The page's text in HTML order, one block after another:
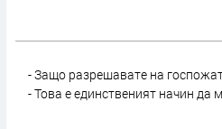
- Защо разрешавате на
- Това е единственият начин да